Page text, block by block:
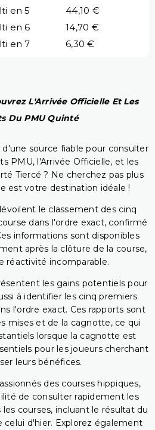
en 5
44,10 €
en 6
14,70 €
en 7 6,30 €
L'Arrivée Officielle Et Les
Du PMU Quinté
source fiable pour consulter
PMU, l'Arrivée Officielle, et les
Tiercé ? Ne cherchez pas plus
est votre destination idéale !
le classement des cinq
dans l'ordre exact, confirmé
informations sont disponibles
après la clôture de la course,
réactivité incomparable.
les gains potentiels pour
à identifier les cinq premiers
l'ordre exact. Ces rapports sont
mises et de la cagnotte, ce qui
lorsque la cagnotte est
pour les joueurs cherchant
leurs bénéfices.
des courses hippiques,
de consulter rapidement les
courses, incluant le résultat du
celui d'hier. Explorez également